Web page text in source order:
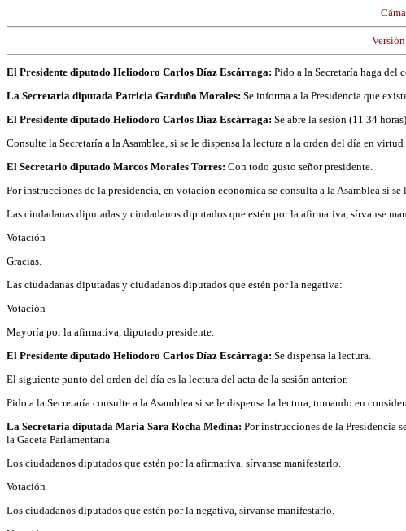
El Presidente diputado Heliodoro Carlos Díaz Escárraga: Pido a la Secretaría haga del
La Secretaria diputada Patricia Garduño Morales: Se informa a la Presidencia que
El Presidente diputado Heliodoro Carlos Díaz Escárraga: Se abre la sesión (11.34 horas)
Consulte la Secretaría a la Asamblea, si se le dispensa la lectura a la orden del día en
El Secretario diputado Marcos Morales Torres: Con todo gusto señor presidente.
Por instrucciones de la presidencia, en votación económica se consulta a la Asamblea si
Las ciudadanas diputadas y ciudadanos diputados que estén por la afirmativa, sírvanse
Votación
Gracias.
Las ciudadanas diputadas y ciudadanos diputados que estén por la negativa:
Votación
Mayoría por la afirmativa, diputado presidente.
El Presidente diputado Heliodoro Carlos Díaz Escárraga: Se dispensa la lectura.
El siguiente punto del orden del día es la lectura del acta de la sesión anterior.
Pido a la Secretaría consulte a la Asamblea si se le dispensa la lectura, tomando en
La Secretaria diputada Maria Sara Rocha Medina: Por instrucciones de la Presidencia
la Gaceta Parlamentaria.
Los ciudadanos diputados que estén por la afirmativa, sírvanse manifestarlo.
Votación
Los ciudadanos diputados que estén por la negativa, sírvanse manifestarlo.